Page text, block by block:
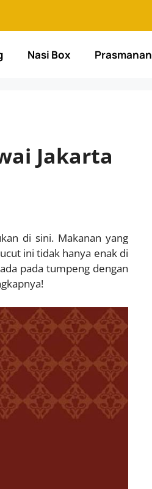
Nasi Box Prasmanan
Jakarta
di sini. Makanan yang
ini tidak hanya enak di
pada tumpeng dengan